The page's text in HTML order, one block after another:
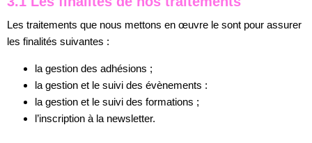
Les traitements que nous mettons en œuvre le sont pour assurer
les finalités suivantes :
la gestion des adhésions ;
la gestion et le suivi des évènements :
la gestion et le suivi des formations ;
l’inscription à la newsletter.